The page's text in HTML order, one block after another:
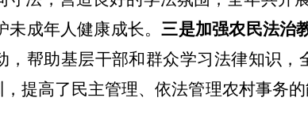
未成年人健康成长。三是加强农民法治
，帮助基层干部和群众学习法律知识
提高了民主管理、依法管理农村事务